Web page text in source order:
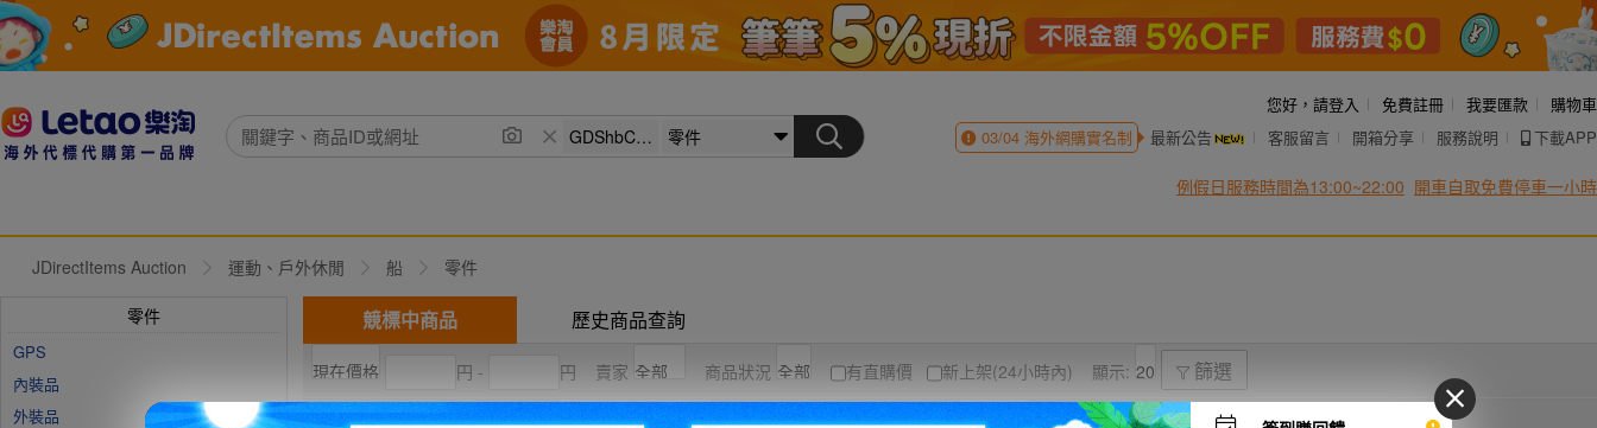
您好， 請登入 免費註冊 我要匯款
購物車
03/04海外網購實名制 最新公告 客服留言 開箱分享 服務說明 下載APP
例假日服務時間為13:00~22:00 開車自取免費停車一小時
JDirectItems Auction 運動、戶外休閒 船 零件
零件
GPS
內裝品
外裝品
競標中商品 歷史商品查詢
円 - 円 賣家 商品狀況 有直購價 新上架(24小時內) 顯示: 篩選